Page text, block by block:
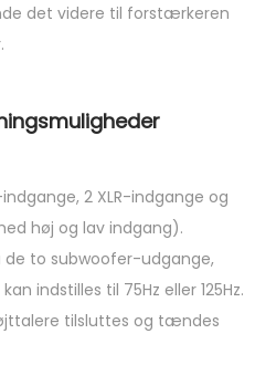
det videre til forstærkeren
2 XLR-indgange og
høj og lav indgang).
to subwoofer-udgange,
indstilles til 75Hz eller 125Hz.
tilsluttes og tændes